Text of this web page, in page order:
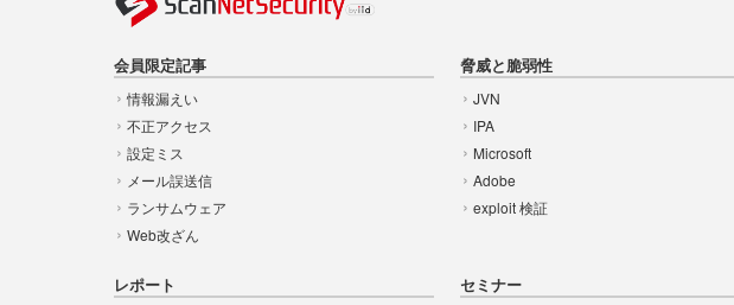
会員限定記事
情報漏えい
不正アクセス
設定ミス
メール誤送信
ランサムウェア
Web改ざん
脅威と脆弱性
JVN
IPA
Microsoft
Adobe
exploit 検証
レポート セミナー